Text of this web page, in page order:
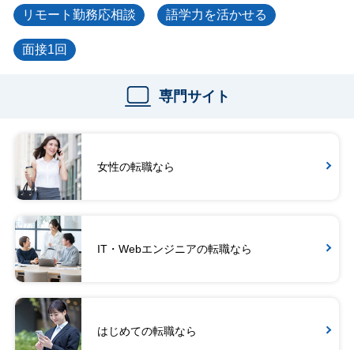
リモート勤務応相談 語学力を活かせる
面接1回
専門サイト
女性の転職なら
IT・Webエンジニアの転職なら
はじめての転職なら